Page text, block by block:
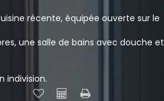
récente, équipée ouverte sur le
une salle de bains avec douche et
indivision.